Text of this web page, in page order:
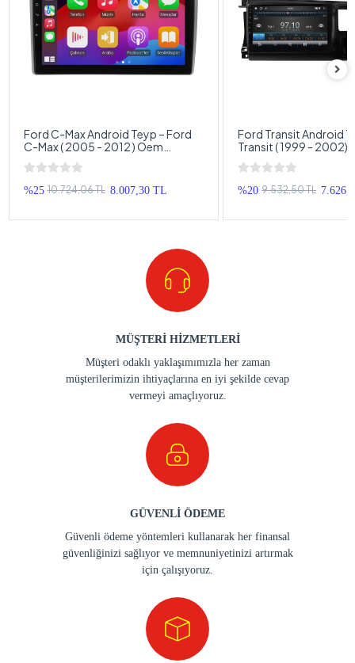
Ford C-Max Android Teyp – Ford
C-Max ( 2005 - 2012 ) Oem
Android Multimedya – Ford C-Max
Android Double Teyp
%25 10.724,06 TL 8.007,30 TL
Ford Transit Android
Transit ( 1999 - 2002)
Android Multimedya –
Android Double Teyp
%20 9.532,50 TL
MÜŞTERİ HİZMETLERİ
Müşteri odaklı yaklaşımımızla her zaman
müşterilerimizin ihtiyaçlarına en iyi şekilde cevap
vermeyi amaçlıyoruz.
GÜVENLİ ÖDEME
Güvenli ödeme yöntemleri kullanarak her finansal
güvenliğinizi sağlıyor ve memnuniyetinizi artırmak
için çalışıyoruz.